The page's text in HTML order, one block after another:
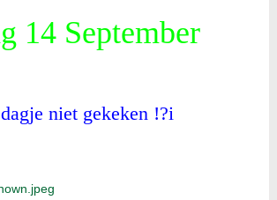
14 September
niet gekeken !?i